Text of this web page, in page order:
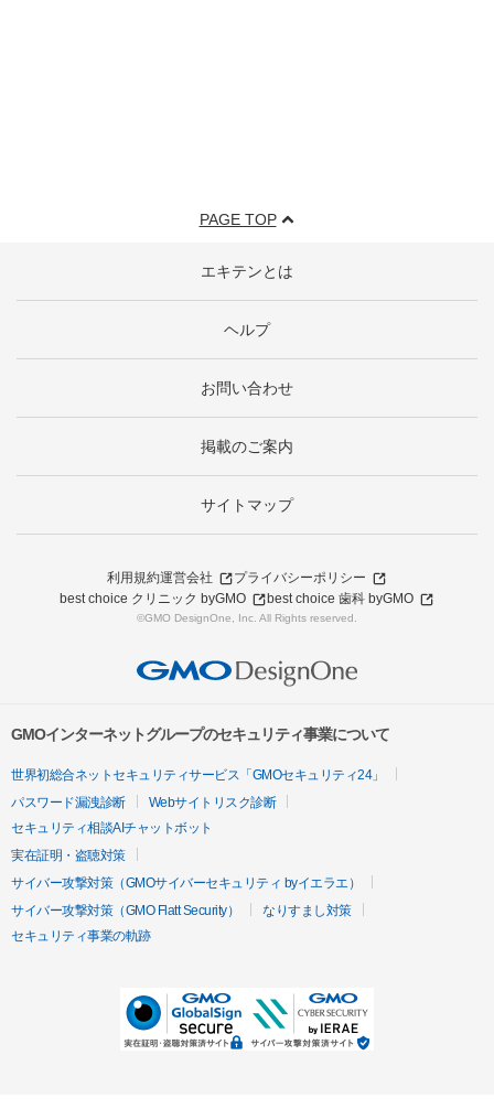
PAGE TOP
エキテンとは
ヘルプ
お問い合わせ
掲載のご案内
サイトマップ
利用規約運営会社
プライバシーポリシー
best choice クリニック byGMO
best choice 歯科 byGMO
©GMO DesignOne, Inc. All Rights reserved.
GMOインターネットグループのセキュリティ事業について
世界初総合ネットセキュリティサービス「GMOセキュリティ24」
パスワード漏洩診断
Webサイトリスク診断
セキュリティ相談AIチャットボット
実在証明・盗聴対策
サイバー攻撃対策（GMOサイバーセキュリティ byイエラエ）
サイバー攻撃対策（GMO Flatt Security）
なりすまし対策
セキュリティ事業の軌跡